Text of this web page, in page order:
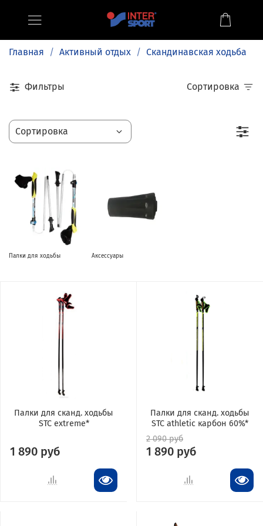
Главная Активный отдых Скандинавская ходьба
Фильтры Сортировка
Палки для ходьбы Аксессуары
Палки для сканд. ходьбы
STC extreme*
1 890 руб
Палки для сканд. ходьбы
STC athletic карбон 60%*
2 090 руб
1 890 руб